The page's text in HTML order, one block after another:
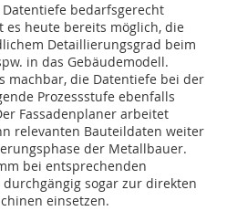
bedarfsgerecht
heute bereits möglich, die
Detaillierungsgrad beim
in das Gebäudemodell.
machbar, die Datentiefe bei der
Prozessstufe ebenfalls
Fassadenplaner arbeitet
relevanten Bauteildaten weiter
der Metallbauer.
bei entsprechenden
sogar zur direkten
einsetzen.